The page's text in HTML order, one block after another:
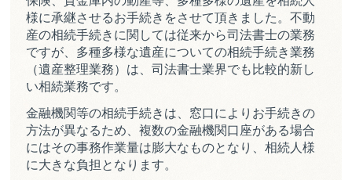
様に承継させるお手続きをさせて頂きました。不動
産の相続手続きに関しては従来から司法書士の業務
ですが、多種多様な遺産についての相続手続き業務
（遺産整理業務）は、司法書士業界でも比較的新し
い相続業務です。
金融機関等の相続手続きは、窓口によりお手続きの
方法が異なるため、複数の金融機関口座がある場合
にはその事務作業量は膨大なものとなり、相続人様
に大きな負担となります。